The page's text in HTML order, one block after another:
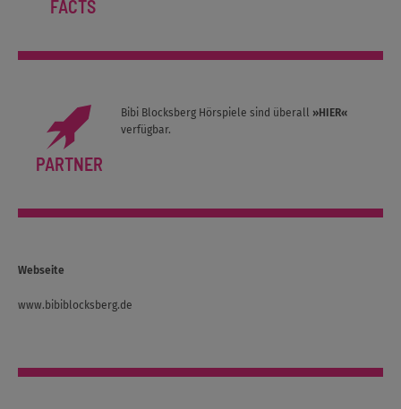
FACTS
PARTNER
Bibi Blocksberg Hörspiele sind überall »HIER«
verfügbar.
Webseite
www.bibiblocksberg.de